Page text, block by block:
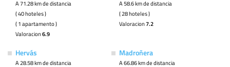
A 71.28 km de distancia
( 40 hoteles )
( 1 apartamento )
Valoracion6.9
A 58.6 km de distancia
( 28 hoteles )
Valoracion7.2
Hervás
A 28.58 km de distancia
Madroñera
A 66.86 km de distancia